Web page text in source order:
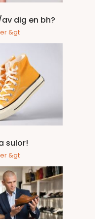
dig en bh?
&gt
sulor!
&gt